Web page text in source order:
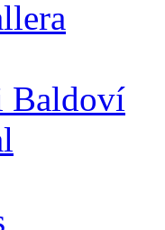
Baldoví